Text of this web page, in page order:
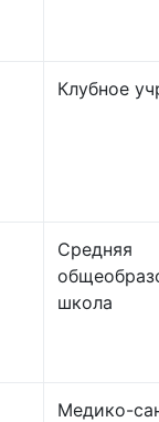
Клубное
Средняя
школа
Медико-